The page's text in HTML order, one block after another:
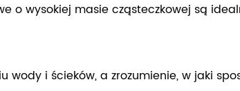
wysokiej masie cząsteczkowej są
i ścieków, a zrozumienie, w jaki